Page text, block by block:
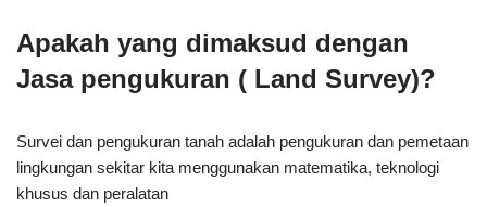
Apakah yang dimaksud dengan
Jasa pengukuran ( Land Survey)?
Survei dan pengukuran tanah adalah pengukuran dan pemetaan
lingkungan sekitar kita menggunakan matematika, teknologi
khusus dan peralatan